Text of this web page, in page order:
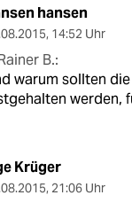
hansen
, 14:52 Uhr
B.:
warum sollten
werden,
Krüger
, 21:06 Uhr